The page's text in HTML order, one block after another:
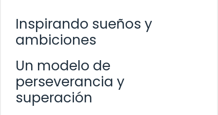
Inspirando sueños y
ambiciones
Un modelo de
perseverancia y
superación